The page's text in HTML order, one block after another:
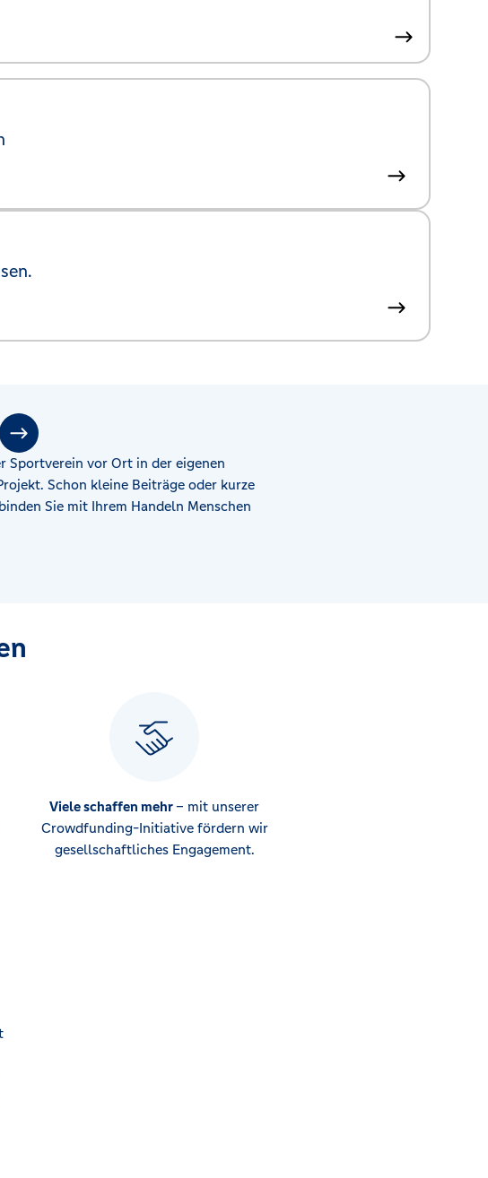
Sportverein vor Ort in der eigenen
Schon kleine Beiträge oder kurze
Sie mit Ihrem Handeln Menschen
Viele schaffen mehr– mit unserer
Crowdfunding-Initiative fördern wir
gesellschaftliches Engagement.